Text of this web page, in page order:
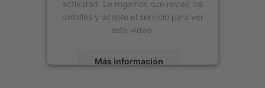
actividad. Le rogamos que revise los
detalles y acepte el servicio para ver
este vídeo.
Más información